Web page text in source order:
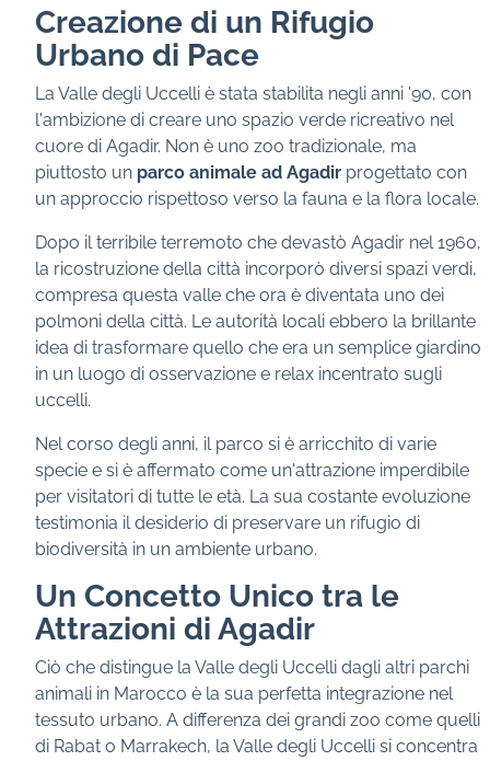
Creazione di un Rifugio
Urbano di Pace
La Valle degli Uccelli è stata stabilita negli anni '90, con
l'ambizione di creare uno spazio verde ricreativo nel
cuore di Agadir. Non è uno zoo tradizionale, ma
piuttosto un parco animale ad Agadirprogettato con
un approccio rispettoso verso la fauna e la flora locale.
Dopo il terribile terremoto che devastò Agadir nel 1960,
la ricostruzione della città incorporò diversi spazi verdi,
compresa questa valle che ora è diventata uno dei
polmoni della città. Le autorità locali ebbero la brillante
idea di trasformare quello che era un semplice giardino
in un luogo di osservazione e relax incentrato sugli
uccelli.
Nel corso degli anni, il parco si è arricchito di varie
specie e si è affermato come un'attrazione imperdibile
per visitatori di tutte le età. La sua costante evoluzione
testimonia il desiderio di preservare un rifugio di
biodiversità in un ambiente urbano.
Un Concetto Unico tra le
Attrazioni di Agadir
Ciò che distingue la Valle degli Uccelli dagli altri parchi
animali in Marocco è la sua perfetta integrazione nel
tessuto urbano. A differenza dei grandi zoo come quelli
di Rabat o Marrakech, la Valle degli Uccelli si concentra